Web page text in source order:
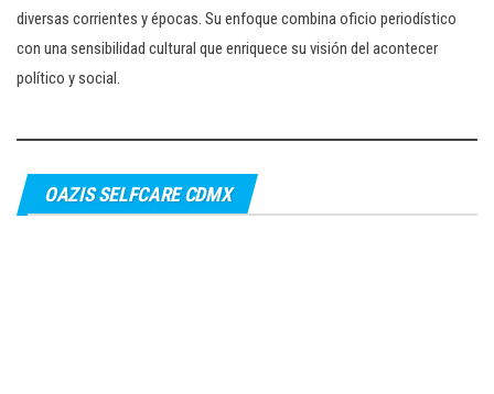
diversas corrientes y épocas. Su enfoque combina oficio periodístico
con una sensibilidad cultural que enriquece su visión del acontecer
político y social.
OAZIS SELFCARE CDMX